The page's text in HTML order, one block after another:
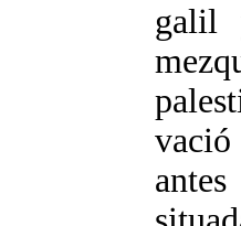
galil